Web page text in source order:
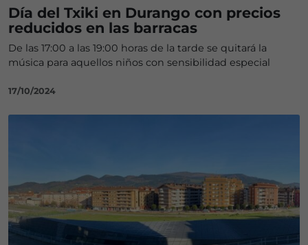
Día del Txiki en Durango con precios
reducidos en las barracas
De las 17:00 a las 19:00 horas de la tarde se quitará la
música para aquellos niños con sensibilidad especial
17/10/2024